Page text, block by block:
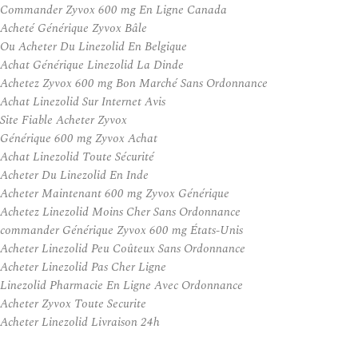
Commander Zyvox 600 mg En Ligne Canada
Acheté Générique Zyvox Bâle
Ou Acheter Du Linezolid En Belgique
Achat Générique Linezolid La Dinde
Achetez Zyvox 600 mg Bon Marché Sans Ordonnance
Achat Linezolid Sur Internet Avis
Site Fiable Acheter Zyvox
Générique 600 mg Zyvox Achat
Achat Linezolid Toute Sécurité
Acheter Du Linezolid En Inde
Acheter Maintenant 600 mg Zyvox Générique
Achetez Linezolid Moins Cher Sans Ordonnance
commander Générique Zyvox 600 mg États-Unis
Acheter Linezolid Peu Coûteux Sans Ordonnance
Acheter Linezolid Pas Cher Ligne
Linezolid Pharmacie En Ligne Avec Ordonnance
Acheter Zyvox Toute Securite
Acheter Linezolid Livraison 24h